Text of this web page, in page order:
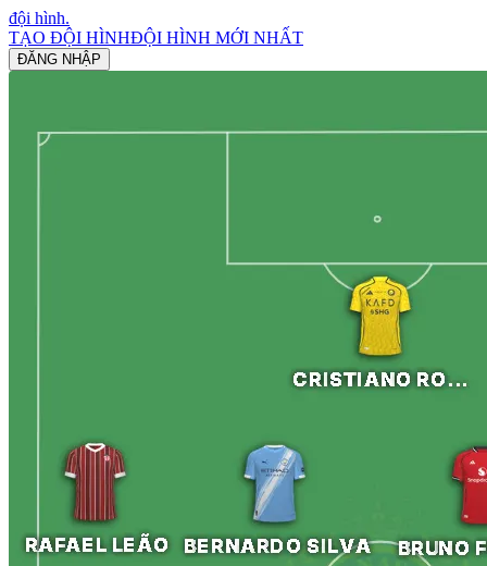
đội hình.
TẠO ĐỘI HÌNHĐỘI HÌNH MỚI NHẤT
ĐĂNG NHẬP